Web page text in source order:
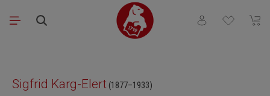
Skip to main content
You have 0
Sigfrid Karg-Elert (1877–1933)